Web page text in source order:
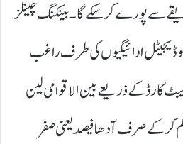
سے پورے کر سکے گا۔ بینکنگ چینلز
ڈیجیٹل ادائیگیوں کی طرف راغب
کے ذریعے بین الاقوامی لین
کر کے صرف آدھا فیصد یعنی صفر